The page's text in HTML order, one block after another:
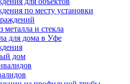
по месту установки
металла и стекла
для дома в Уфе
дом